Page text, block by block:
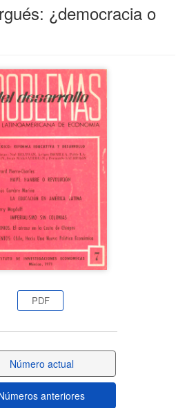
¿democracia o
PDF
Número actual
anteriores